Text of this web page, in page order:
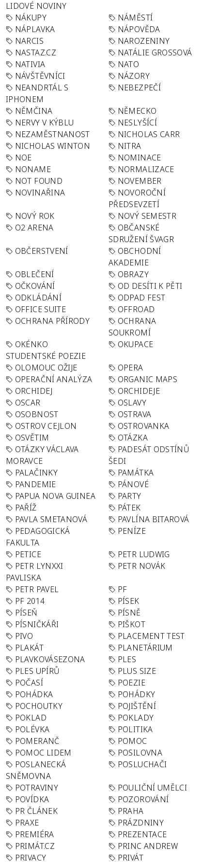
LIDOVÉ NOVINY
NÁKUPY
NÁMĚSTÍ
NÁPLAVKA
NÁPOVĚDA
NARCIS
NAROZENINY
NASTAZ.CZ
NATÁLIE GROSSOVÁ
NATIVIA
NATO
NÁVŠTĚVNÍCI
NÁZORY
NEANDRTÁL S
IPHONEM
NEBEZPEČÍ
NĚMČINA
NĚMECKO
NERVY V KÝBLU
NESLYŠÍCÍ
NEZAMĚSTNANOST
NICHOLAS CARR
NICHOLAS WINTON
NITRA
NOE
NOMINACE
NONAME
NORMALIZACE
NOT FOUND
NOVEMBER
NOVINAŘINA
NOVOROČNÍ
PŘEDSEVZETÍ
NOVÝ ROK
NOVÝ SEMESTR
O2 ARENA
OBČANSKÉ
SDRUŽENÍ ŠVAGR
OBČERSTVENÍ
OBCHODNÍ
AKADEMIE
OBLEČENÍ
OBRAZY
OČKOVÁNÍ
OD DESÍTI K PĚTI
ODKLÁDÁNÍ
ODPAD FEST
OFFICE SUITE
OFFROAD
OCHRANA PŘÍRODY
OCHRANA
SOUKROMÍ
OKÉNKO
STUDENTSKÉ POEZIE
OKUPACE
OLOMOUC OŽIJE
OPERA
OPERAČNÍ ANALÝZA
ORGANIC MAPS
ORCHIDEJ
ORCHIDEJE
OSCAR
OSLAVY
OSOBNOST
OSTRAVA
OSTROV CEJLON
OSTROVANKA
OSVĚTIM
OTÁZKA
OTÁZKY VÁCLAVA
MORAVCE
PADESÁT ODSTÍNŮ
ŠEDI
PALAČINKY
PAMÁTKA
PANDEMIE
PÁNOVÉ
PAPUA NOVA GUINEA
PARTY
PAŘÍŽ
PÁTEK
PAVLA SMETANOVÁ
PAVLÍNA BITAROVÁ
PEDAGOGICKÁ
FAKULTA
PENÍZE
PETICE
PETR LUDWIG
PETR LYNXXI
PAVLISKA
PETR NOVÁK
PETR PAVEL
PF
PF 2014
PÍSEK
PÍSEŇ
PÍSNĚ
PÍSNIČKÁŘI
PIŠKOT
PIVO
PLACEMENT TEST
PLAKÁT
PLANETÁRIUM
PLAVKOVÁSEZONA
PLES
PLES UPÍRŮ
PLUS SIZE
POČASÍ
POEZIE
POHÁDKA
POHÁDKY
POCHOUTKY
POJIŠTĚNÍ
POKLAD
POKLADY
POLÉVKA
POLITIKA
POMERANČ
POMOC
POMOC LIDEM
POSILOVNA
POSLANECKÁ
SNĚMOVNA
POSLUCHAČI
POTRAVINY
POULIČNÍ UMĚLCI
POVÍDKA
POZOROVÁNÍ
PR ČLÁNEK
PRAHA
PRAXE
PRÁZDNINY
PREMIÉRA
PREZENTACE
PRIMÁT.CZ
PRINC ANDREW
PRIVACY
PRIVÁT